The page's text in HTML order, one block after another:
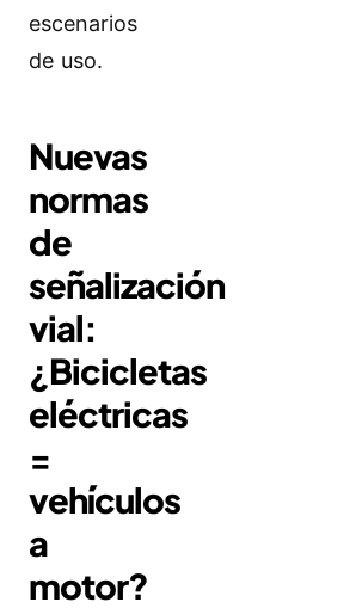
escenarios
de uso.
Nuevas
normas
de
señalización
vial:
¿Bicicletas
eléctricas
=
vehículos
a
motor?